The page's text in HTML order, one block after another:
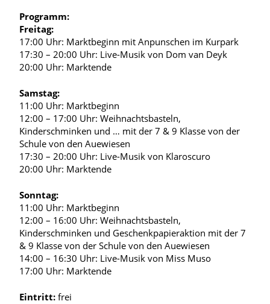
Programm:
Freitag:
17:00 Uhr: Marktbeginn mit Anpunschen im Kurpark
17:30 – 20:00 Uhr: Live-Musik von Dom van Deyk
20:00 Uhr: Marktende
Samstag:
11:00 Uhr: Marktbeginn
12:00 – 17:00 Uhr: Weihnachtsbasteln,
Kinderschminken und … mit der 7 & 9 Klasse von der
Schule von den Auewiesen
17:30 – 20:00 Uhr: Live-Musik von Klaroscuro
20:00 Uhr: Marktende
Sonntag:
11:00 Uhr: Marktbeginn
12:00 – 16:00 Uhr: Weihnachtsbasteln,
Kinderschminken und Geschenkpapieraktion mit der 7
& 9 Klasse von der Schule von den Auewiesen
14:00 – 16:30 Uhr: Live-Musik von Miss Muso
17:00 Uhr: Marktende
Eintritt: frei